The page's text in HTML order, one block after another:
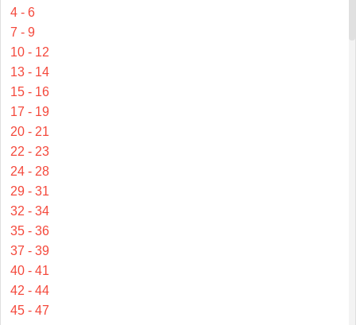
4 - 6
7 - 9
10 - 12
13 - 14
15 - 16
17 - 19
20 - 21
22 - 23
24 - 28
29 - 31
32 - 34
35 - 36
37 - 39
40 - 41
42 - 44
45 - 47